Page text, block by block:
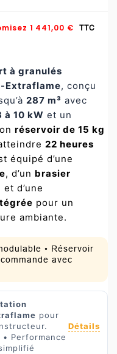
1 441,00 € TTC
à granulés
Extraflame, conçu
287 m³ avec
à 10 kW et un
réservoir de 15 kg
22 heures
équipé d’une
, d’un brasier
d’une
pour un
ambiante.
• Réservoir
avec
pour
Performance
Détails